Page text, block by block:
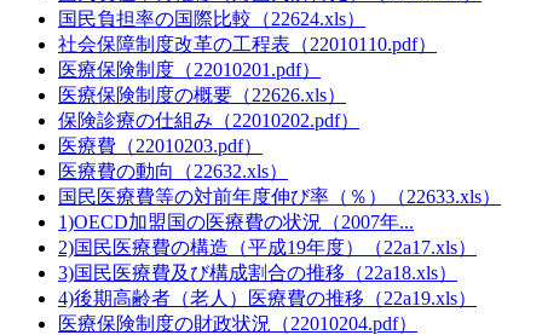
国民負担率の国際比較（22624.xls）
社会保障制度改革の工程表（22010110.pdf）
医療保険制度（22010201.pdf）
医療保険制度の概要（22626.xls）
保険診療の仕組み（22010202.pdf）
医療費（22010203.pdf）
医療費の動向（22632.xls）
国民医療費等の対前年度伸び率（％）（22633.xls）
1)OECD加盟国の医療費の状況（2007年...
2)国民医療費の構造（平成19年度）（22a17.xls）
3)国民医療費及び構成割合の推移（22a18.xls）
4)後期高齢者（老人）医療費の推移（22a19.xls）
医療保険制度の財政状況（22010204.pdf）